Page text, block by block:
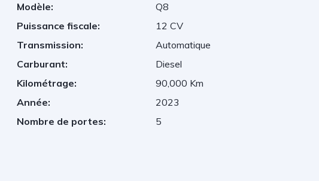
Modèle:
Q8
Puissance fiscale:
12 CV
Transmission:
Automatique
Carburant:
Diesel
Kilométrage:
90,000 Km
Année:
2023
Nombre de portes:
5